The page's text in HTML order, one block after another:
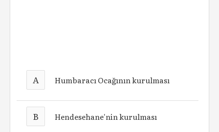
A Humbaracı Ocağının kurulması
B Hendesehane'nin kurulması